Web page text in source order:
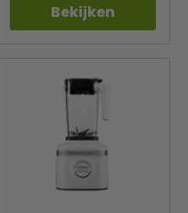
Bekijken